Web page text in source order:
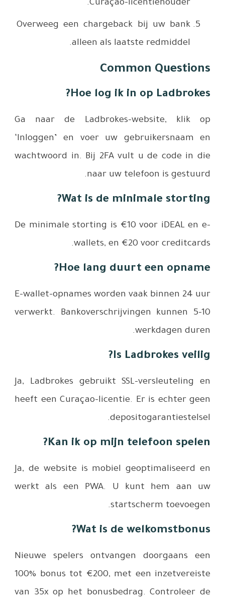
Ga naar
De
E-wallet-
verwerkt.
Ja,
heeft een
Ja, de
werkt als
Nieuwe
100%
van 35x